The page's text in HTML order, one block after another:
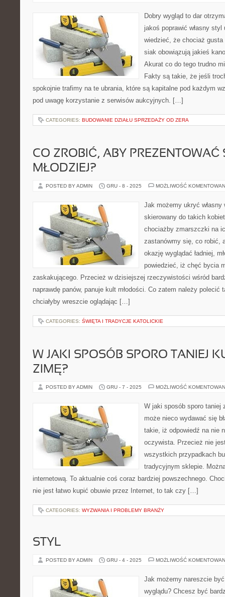
Dobry wygląd to dar
jakoś poprawić własny
wiedzieć, że chociaż
siak obowiązują jakieś
Akurat co do tego trudno
Fakty są takie, że jeśli
spokojnie trafimy na te ubrania, które są kapitalne pod każdym
pod uwagę korzystanie z serwisów aukcyjnych. […]
CATEGORIES: BUDOWANIE DZIAŁU SPRZEDAŻY OD ZERA
CO ZROBIĆ, ABY PREZENTOWAĆ
MŁODZIEJ?
POSTED BY ADMIN GRU - 8 - 2025 MOŻLIWOŚĆ
Jak możemy ukryć
skierowany do takich
chociażby zmarszczki na
zastanówmy się, co robić,
okazję wyglądać ładniej,
powiedzieć, iż chęć bycia
zaskakującego. Przecież w dzisiejszej rzeczywistości wśród
naprawdę panów, panuje kult młodości. Co zatem należy polecić
chciałyby wreszcie oglądając […]
CATEGORIES: ŚWIĘTA I TRADYCJE KATOLICKIE
W JAKI SPOSÓB SPORO TANIEJ
ZIMĘ?
POSTED BY ADMIN GRU - 7 - 2025 MOŻLIWOŚĆ
W jaki sposób sporo taniej
może nieco wydawać się
takie, iż odpowiedź na nie
oczywista. Przecież nie
wszystkich przypadkach
tradycyjnym sklepie.
internetową. To aktualnie coś coraz bardziej powszechnego.
nie jest łatwo kupić obuwie przez Internet, to tak czy […]
CATEGORIES: WYZWANIA I PROBLEMY BRANŻY
STYL
POSTED BY ADMIN GRU - 4 - 2025 MOŻLIWOŚĆ
Jak możemy nareszcie
wyglądu? Chcesz być